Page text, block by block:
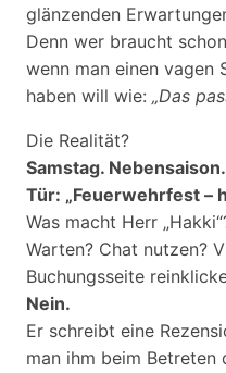
glänzenden
Denn wer braucht
wenn man einen vagen
haben will wie: „Das
Die Realität?
Samstag.
Tür: „Feuerwehrfest –
Was macht Herr
Warten? Chat nutzen?
Buchungsseite
Nein.
Er schreibt eine
man ihm beim Betreten